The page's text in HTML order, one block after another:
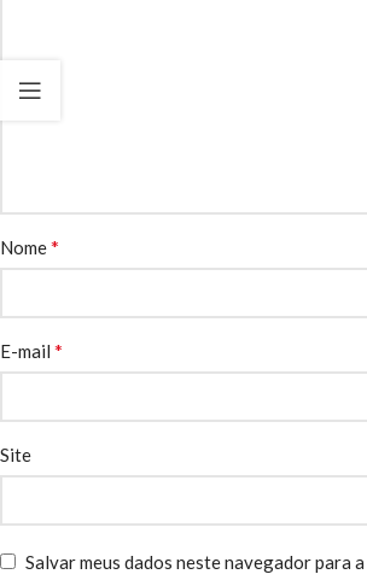
Nome*
E-mail *
Site
Salvar meus dados neste navegador para